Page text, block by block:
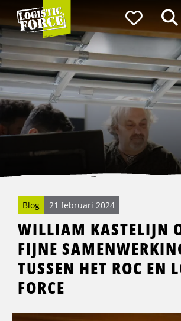
Logistic
Force
Blog 21 februari 2024
WILLIAM KASTELIJN
FIJNE
TUSSEN HET ROC EN
FORCE